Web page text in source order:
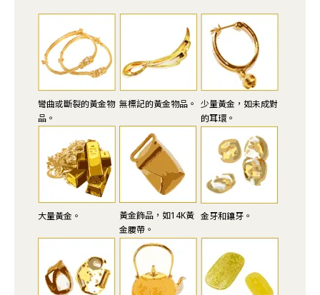
彎曲或斷裂的黃金物
品。
無標記的黃金物品。 少量黃金，如未成對
的耳環。
大量黃金。
黃金飾品，如14K黃
金腰帶。
金牙和鑲牙。